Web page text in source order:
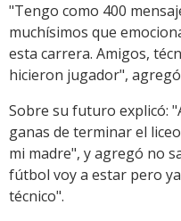
"Tengo como 400
muchísimos que
esta carrera. Amigos,
hicieron jugador",
Sobre su futuro explicó:
ganas de terminar el
mi madre", y agregó no
fútbol voy a estar pero
técnico".